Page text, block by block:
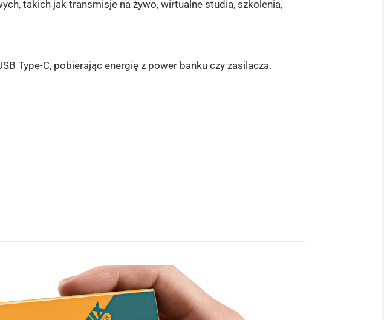
takich jak transmisje na żywo, wirtualne studia, szkolenia,
Type-C, pobierając energię z power banku czy zasilacza.